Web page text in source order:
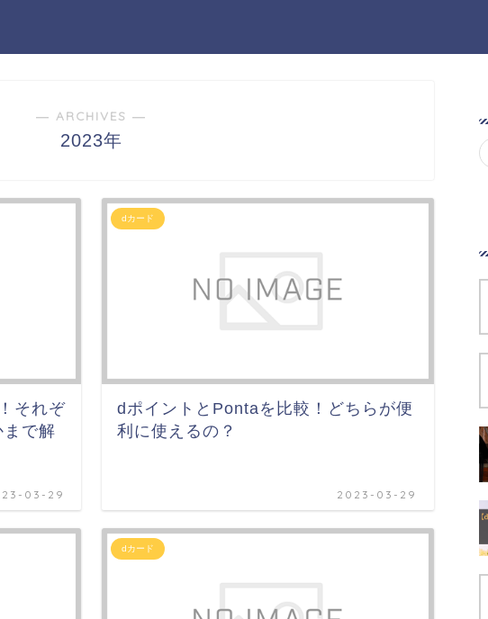
― ARCHIVES ―
2023年
それぞ
で解
03-29
dカード
dポイントとPontaを比較！どちらが便
利に使えるの？
2023-03-29
dカード